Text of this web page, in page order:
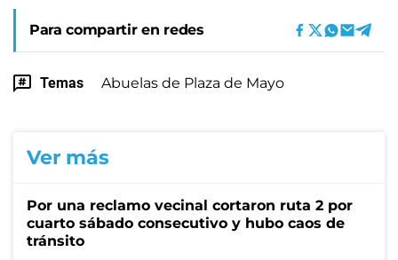
Para compartir en redes
Temas Abuelas de Plaza de Mayo
Ver más
Por una reclamo vecinal cortaron ruta 2 por
cuarto sábado consecutivo y hubo caos de
tránsito